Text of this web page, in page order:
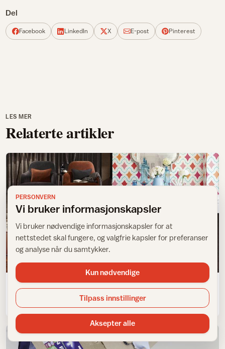
Del
Facebook LinkedIn X E-post Pinterest
LES MER
Relaterte artikler
Hvor beveger vi oss mot 2017?
PERSONVERN
Vi bruker informasjonskapsler
Vi bruker nødvendige informasjonskapsler for at
nettstedet skal fungere, og valgfrie kapsler for preferanser
og analyse når du samtykker.
Kun nødvendige
Tilpass innstillinger
Aksepter alle